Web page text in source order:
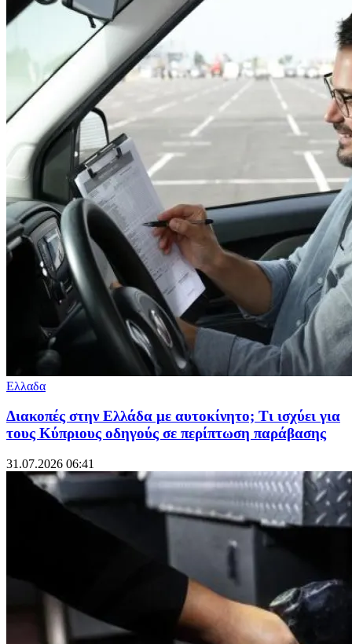
Ελλαδα
Διακοπές στην Ελλάδα με αυτοκίνητο; Τι ισχύει για
τους Κύπριους οδηγούς σε περίπτωση παράβασης
31.07.2026 06:41